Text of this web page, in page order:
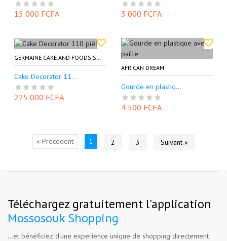
15 000 FCFA 3 000 FCFA
Cake Decorator 11...
225 000 FCFA
AFRICAN DREAM
Gourde en plastiq...
4 500 FCFA
« Précédent 1 2 3 Suivant »
Téléchargez gratuitement l'application
Mossosouk Shopping
...et bénéficiez d'une experience unique de shopping directement